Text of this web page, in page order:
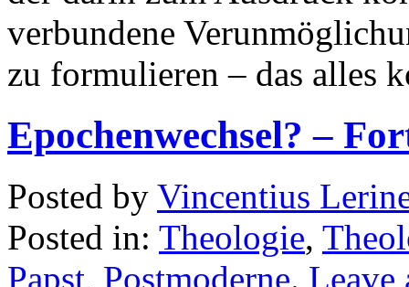
verbundene
zu formulieren – das alles
Epochenwechsel? –
Posted by Vincentius
Posted in: Theologie,
Papst, Postmoderne. Leave